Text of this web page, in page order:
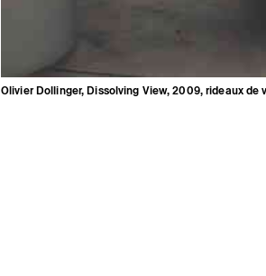
Olivier Dollinger, Dissolving View, 2009, rideaux